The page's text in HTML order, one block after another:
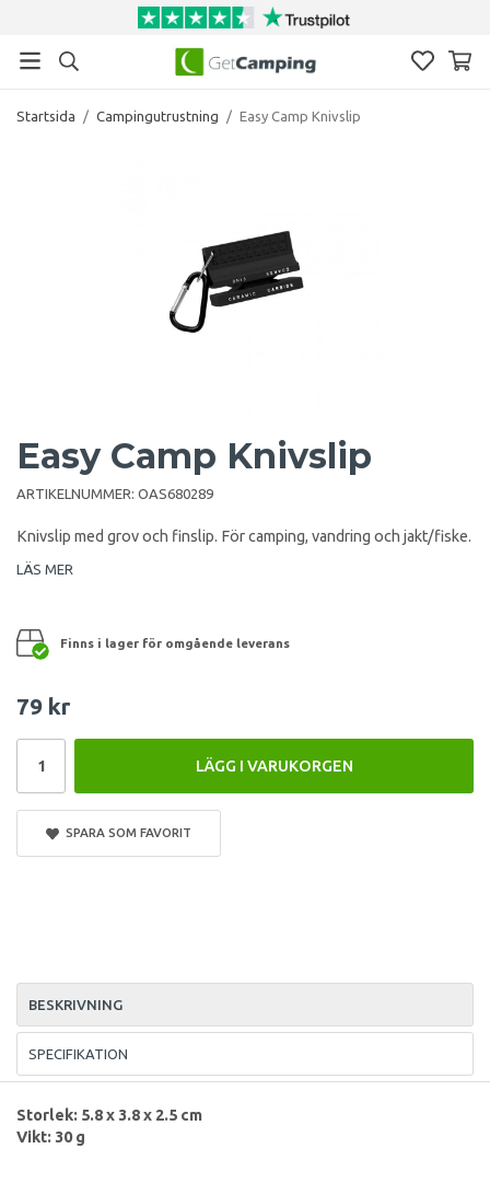
Startsida / Campingutrustning / Easy Camp Knivslip
Easy Camp Knivslip
ARTIKELNUMMER: OAS680289
Knivslip med grov och finslip. För camping, vandring och jakt/fiske.
LÄS MER
Finns i lager för omgående leverans
79 kr
LÄGG I VARUKORGEN
SPARA SOM FAVORIT
BESKRIVNING
SPECIFIKATION
Storlek: 5.8 x 3.8 x 2.5 cm
Vikt: 30 g